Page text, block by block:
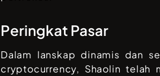
Peringkat Pasar
Dalam lanskap dinamis dan
cryptocurrency, Shaolin telah